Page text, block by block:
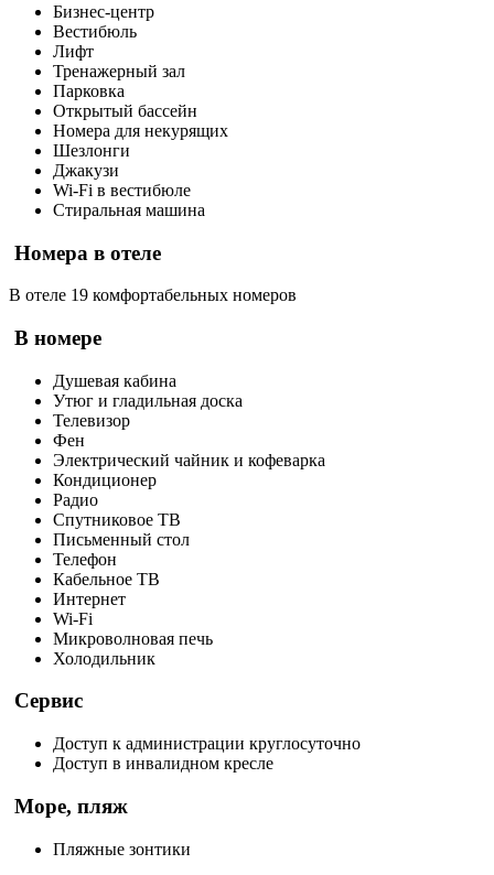
Бизнес-центр
Вестибюль
Лифт
Тренажерный зал
Парковка
Открытый бассейн
Номера для некурящих
Шезлонги
Джакузи
Wi-Fi в вестибюле
Стиральная машина
Номера в отеле
В отеле 19 комфортабельных номеров
В номере
Душевая кабина
Утюг и гладильная доска
Телевизор
Фен
Электрический чайник и кофеварка
Кондиционер
Радио
Спутниковое ТВ
Письменный стол
Телефон
Кабельное ТВ
Интернет
Wi-Fi
Микроволновая печь
Холодильник
Сервис
Доступ к администрации круглосуточно
Доступ в инвалидном кресле
Море, пляж
Пляжные зонтики